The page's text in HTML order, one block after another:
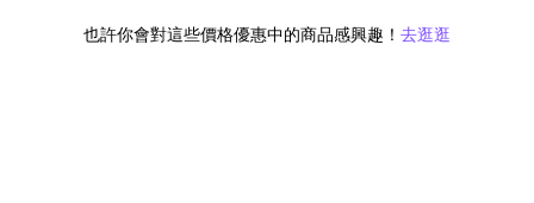
也許你會對這些價格優惠中的商品感興趣！ 去逛逛